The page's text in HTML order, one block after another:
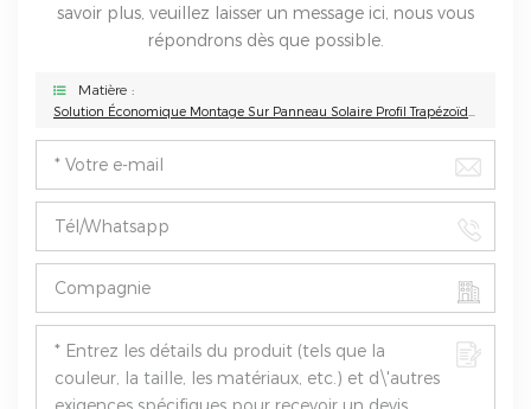
savoir plus, veuillez laisser un message ici, nous vous
répondrons dès que possible.
Matière :
Solution Économique Montage Sur Panneau Solaire Profil Trapézoïdal Montage Sur Toit Métallique Inter Clamp End Clamp Solar Mini Rail